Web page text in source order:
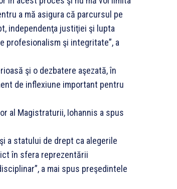
a mă asigura că parcursul pe
independenţa justiţiei şi lupta
şi integritate”, a
şi o dezbatere aşezată, în
de inflexiune important pentru
al Magistraturii, Iohannis a spus
a statului de drept ca alegerile
în sfera reprezentării
a mai spus preşedintele